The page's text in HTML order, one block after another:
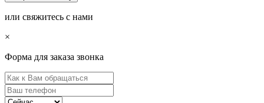
или свяжитесь с нами
×
Форма для заказа звонка